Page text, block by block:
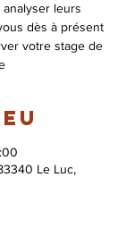
leurs
dès à présent
votre stage de
Le Luc,